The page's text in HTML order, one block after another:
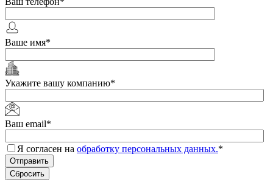
Ваше имя*
Укажите вашу компанию*
Ваш email*
Я согласен на обработку персональных данных.*